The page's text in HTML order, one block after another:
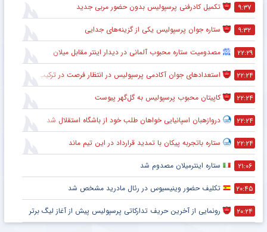
۹:۳۷ تکمیل کادرفنی پرسپولیس بدون حضور مربی جدید
۹:۳۲ ستاره جوان پرسپولیس یکی از گزینه‌های جدایی
۲۲:۲۹ مصدومیت ستاره محبوب آلمانی در دیدار اینتر مقابل میلان
۲۲:۲۴ استعدادهای جوان آکادمی پرسپولیس در انتظار فرصت در ترکیب اصلی
۲۲:۲۴ کاپیتان محبوب پرسپولیس به گل‌گهر پیوست
۲۲:۲۴ دروازهبان اسپانیایی خواهان طلب خود از باشگاه استقلال شد
۲۲:۲۴ ستاره باتجربه پیکان با تمدید قرارداد در این تیم ماند
۲۱:۰۶ ستاره اینترمیلان مصدوم شد
۲۰:۴۵ تکلیف حضور وینیسیوس در رئال مادرید مشخص شد
۲۰:۲۴ رونمایی از آخرین حریف تدارکاتی پرسپولیس پیش از آغاز لیگ برتر